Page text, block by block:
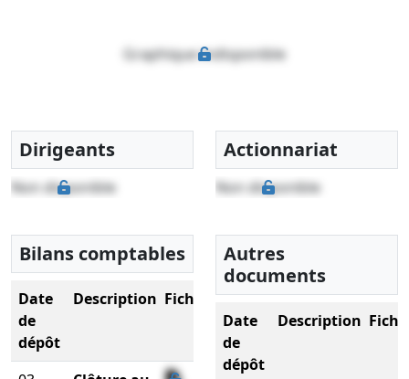
Graphique indisponible
Dirigeants
Non disponible
Actionnariat
Non disponible
Bilans comptables
Date
de
dépôt
Description Fichier
Autres
documents
Date
de
dépôt
Description